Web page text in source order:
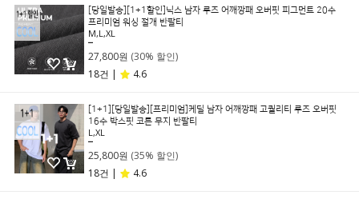
[당일발송][1+1할인]닉스 남자 루즈 어깨깡패 오버핏 피그먼트 20수
프리미엄 워싱 절개 반팔티
M,L,XL
27,800원 (30% 할인)
18건 |
4.6
[1+1][당일발송][프리미엄]케딜 남자 어깨깡패 고퀄리티 루즈 오버핏
16수 박스핏 코튼 무지 반팔티
L,XL
25,800원 (35% 할인)
18건 |
4.6